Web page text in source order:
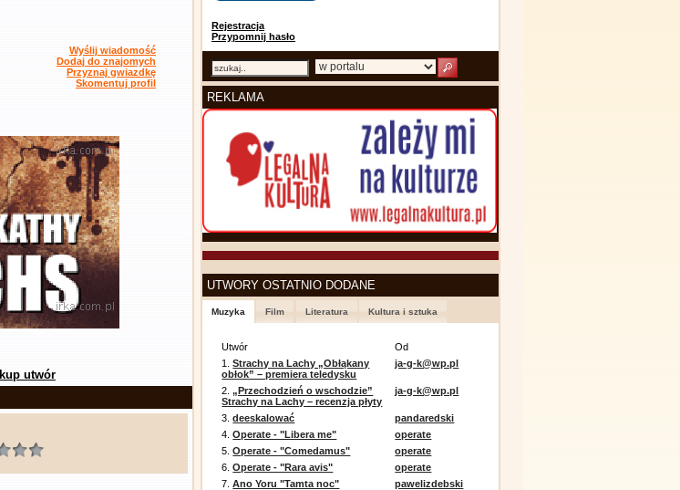
Wyślij wiadomość
Dodaj do znajomych
Przyznaj gwiazdkę
Skomentuj profil
kup utwór
Rejestracja
Przypomnij hasło
REKLAMA
UTWORY OSTATNIO DODANE
Muzyka Film Literatura Kultura i sztuka
Utwór
Od
1.Strachy na Lachy „Obłąkany
obłok” – premiera teledysku
ja-g-k@wp.pl
2.„Przechodzień o wschodzie”
Strachy na Lachy – recenzja płyty
ja-g-k@wp.pl
3.deeskalować
pandaredski
4.Operate - "Libera me"
operate
5.Operate - "Comedamus"
operate
6.Operate - "Rara avis"
operate
7.Ano Yoru "Tamta noc"
pawelizdebski